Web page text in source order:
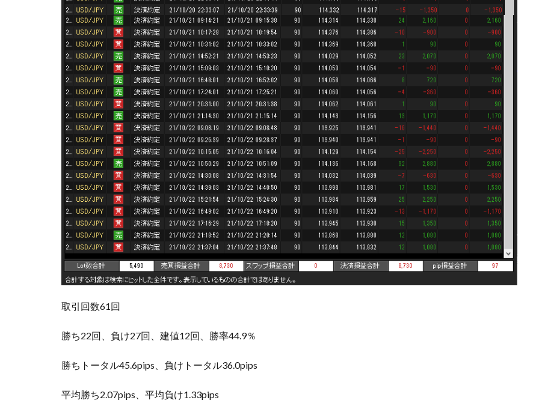
取引回数61回
勝ち22回、負け27回、建値12回、勝率44.9％
勝ちトータル45.6pips、負けトータル36.0pips
平均勝ち2.07pips、平均負け1.33pips